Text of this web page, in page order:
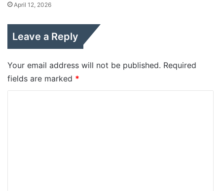
April 12, 2026
Leave a Reply
Your email address will not be published. Required
fields are marked *